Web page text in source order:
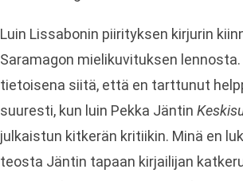
Luin Lissabonin piirityksen kirjurin
Saramagon mielikuvituksen
tietoisena siitä, että en tarttunut
suuresti, kun luin Pekka Jäntin
julkaistun kitkerän kritiikin. Minä en
teosta Jäntin tapaan kirjailijan